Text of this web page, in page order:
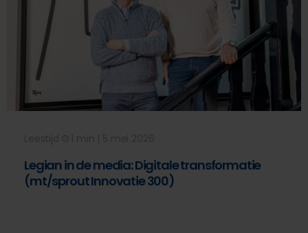
Legian in de media: Digitale transformatie
(mt/sprout Innovatie 300)